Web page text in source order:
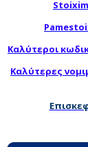
Καλύτεροι
Καλύτερες